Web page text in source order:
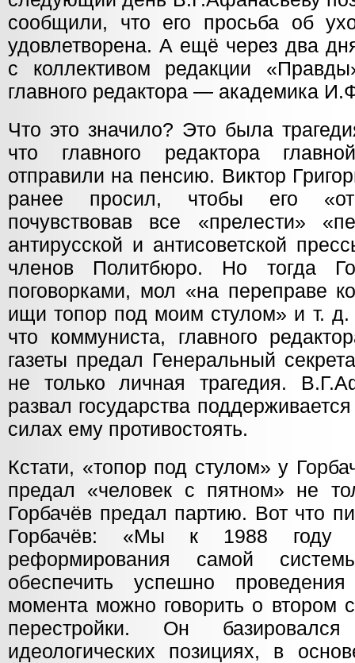
сообщили, что его просьба об
удовлетворена. А ещё через два
с коллективом редакции
главного редактора — академика
Что это значило? Это была
что главного редактора
отправили на пенсию. Виктор
ранее просил, чтобы его
почувствовав все «прелести»
антирусской и антисоветской
членов Политбюро. Но тогда
поговорками, мол «на переправе
ищи топор под моим стулом» и т.
что коммуниста, главного
газеты предал Генеральный
не только личная трагедия.
развал государства
силах ему противостоять.
Кстати, «топор под стулом» у
предал «человек с пятном» не
Горбачёв предал партию. Вот что
Горбачёв: «Мы к 1988 году
реформирования самой
обеспечить успешно
момента можно говорить о втором
перестройки. Он
идеологических позициях, в